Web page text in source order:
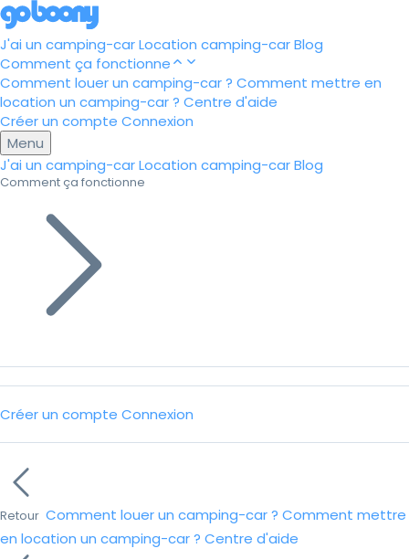
J'ai un camping-carLocation camping-carBlog
Comment ça fonctionne
Comment louer un camping-car ? Comment mettre en
location un camping-car ? Centre d'aide
Créer un compte Connexion
Menu
J'ai un camping-carLocation camping-carBlog
Comment ça fonctionne
Créer un compte Connexion
Retour Comment louer un camping-car ? Comment mettre
en location un camping-car ? Centre d'aide